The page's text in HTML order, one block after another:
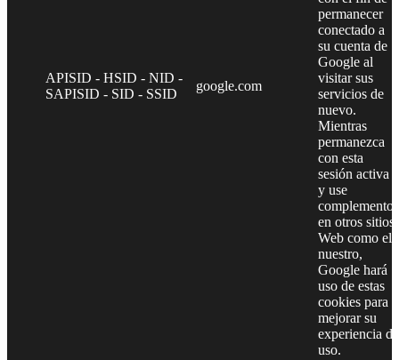
APISID - HSID - NID -
SAPISID - SID - SSID
google.com
permanecer
conectado a
su cuenta de
Google al
visitar sus
servicios de
nuevo.
Mientras
permanezca
con esta
sesión activa
y use
complementos
en otros sitios
Web como el
nuestro,
Google hará
uso de estas
cookies para
mejorar su
experiencia de
uso.